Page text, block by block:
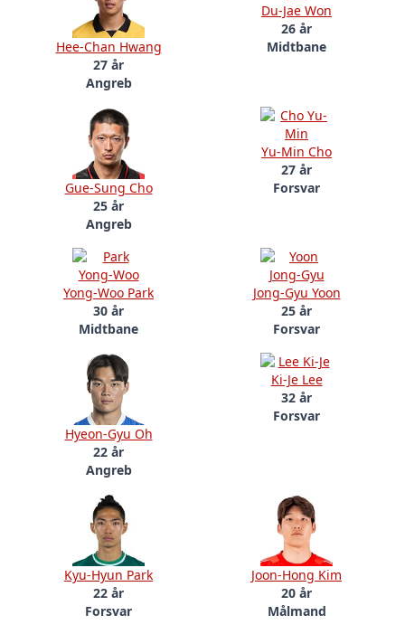
Hee-Chan Hwang
27 år
Angreb
Du-Jae Won
26 år
Midtbane
Gue-Sung Cho
25 år
Angreb
Yu-Min Cho
27 år
Forsvar
Yong-Woo Park
30 år
Midtbane
Jong-Gyu Yoon
25 år
Forsvar
Hyeon-Gyu Oh
22 år
Angreb
Ki-Je Lee
32 år
Forsvar
Kyu-Hyun Park
22 år
Forsvar
Joon-Hong Kim
20 år
Målmand